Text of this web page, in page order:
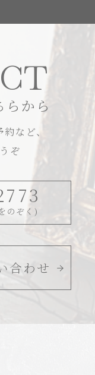
から
など、
ぞ
のぞく)
合わせ